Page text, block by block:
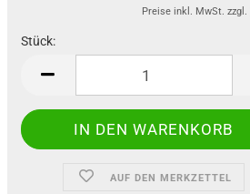
Preise inkl. MwSt. zzgl.
Stück:
Stück
AUF DEN MERKZETTEL